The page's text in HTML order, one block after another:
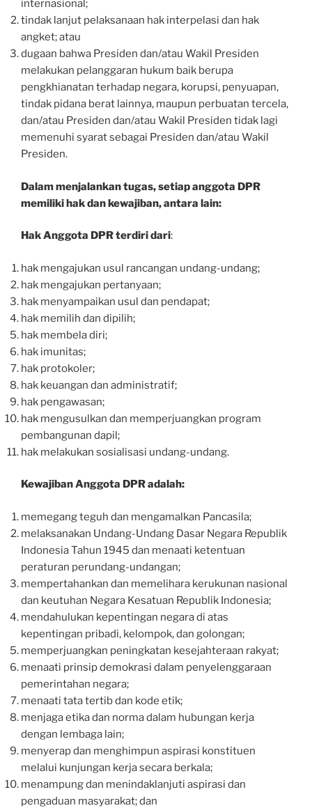
internasional;
tindak lanjut pelaksanaan hak interpelasi dan hak
angket; atau
dugaan bahwa Presiden dan/atau Wakil Presiden
melakukan pelanggaran hukum baik berupa
pengkhianatan terhadap negara, korupsi, penyuapan,
tindak pidana berat lainnya, maupun perbuatan tercela,
dan/atau Presiden dan/atau Wakil Presiden tidak lagi
memenuhi syarat sebagai Presiden dan/atau Wakil
Presiden.
Dalam menjalankan tugas, setiap anggota DPR
memiliki hak dan kewajiban, antara lain:
Hak Anggota DPR terdiri dari:
hak mengajukan usul rancangan undang-undang;
hak mengajukan pertanyaan;
hak menyampaikan usul dan pendapat;
hak memilih dan dipilih;
hak membela diri;
hak imunitas;
hak protokoler;
hak keuangan dan administratif;
hak pengawasan;
hak mengusulkan dan memperjuangkan program
pembangunan dapil;
hak melakukan sosialisasi undang-undang.
Kewajiban Anggota DPR adalah:
memegang teguh dan mengamalkan Pancasila;
melaksanakan Undang-Undang Dasar Negara Republik
Indonesia Tahun 1945 dan menaati ketentuan
peraturan perundang-undangan;
mempertahankan dan memelihara kerukunan nasional
dan keutuhan Negara Kesatuan Republik Indonesia;
mendahulukan kepentingan negara di atas
kepentingan pribadi, kelompok, dan golongan;
memperjuangkan peningkatan kesejahteraan rakyat;
menaati prinsip demokrasi dalam penyelenggaraan
pemerintahan negara;
menaati tata tertib dan kode etik;
menjaga etika dan norma dalam hubungan kerja
dengan lembaga lain;
menyerap dan menghimpun aspirasi konstituen
melalui kunjungan kerja secara berkala;
menampung dan menindaklanjuti aspirasi dan
pengaduan masyarakat; dan